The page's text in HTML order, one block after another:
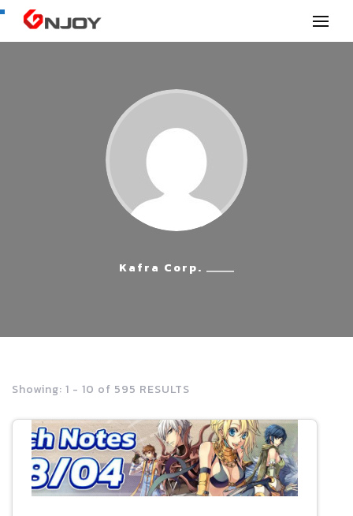
GNjoy mobile news
Kafra Corp.
Showing: 1 - 10 of 595 RESULTS